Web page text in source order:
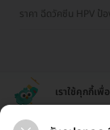
ราคา ฉีดวัคซีน HPV ป้
เราใช้คุกกี้เ